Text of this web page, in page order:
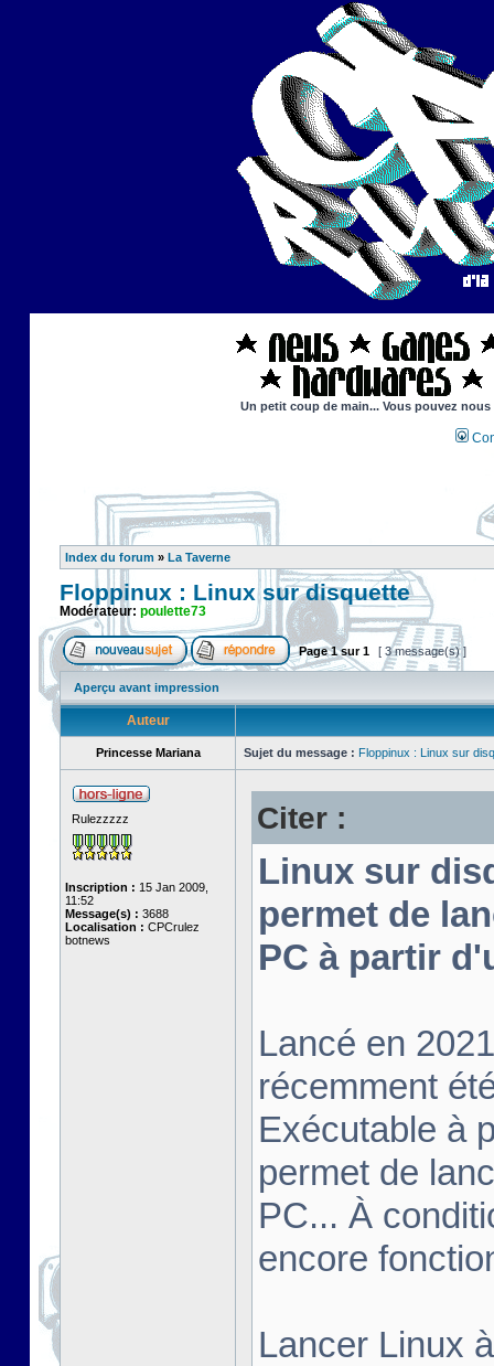
Un petit coup de main... Vous pouvez
Index du forum » La Taverne
Floppinux : Linux sur disquette
Modérateur: poulette73
Page1sur1 [ 3 message(s) ]
Aperçu avant impression
Auteur
Princesse Mariana Sujet du message : Floppinux : Linux sur
Rulezzzzz
Inscription : 15 Jan 2009,
11:52
Message(s) : 3688
Localisation : CPCrulez
botnews
Citer :
Linux sur
permet de
PC à partir
Lancé en
récemment
Exécutable à
permet de
PC... À
encore
Lancer Linux